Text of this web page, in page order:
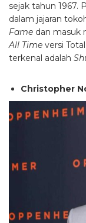
sejak tahun 1967.
dalam jajaran
Fame dan masuk
All Time versi
terkenal adalah
Christopher